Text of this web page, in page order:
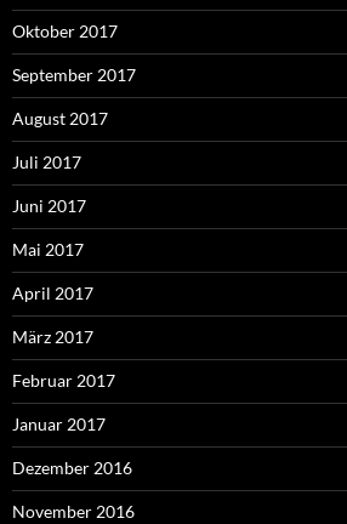
Oktober 2017
September 2017
August 2017
Juli 2017
Juni 2017
Mai 2017
April 2017
März 2017
Februar 2017
Januar 2017
Dezember 2016
November 2016